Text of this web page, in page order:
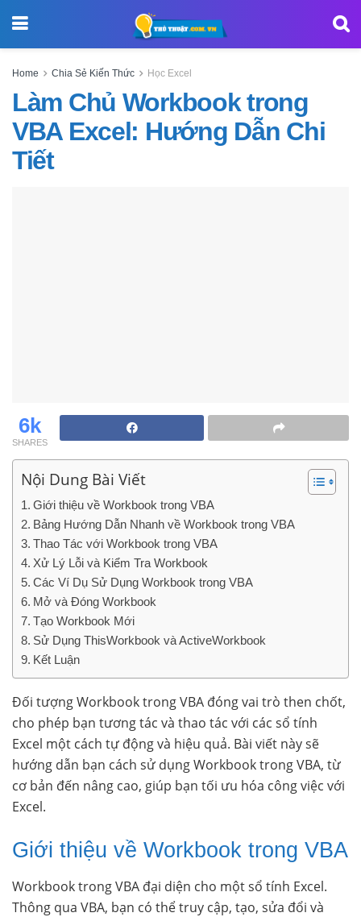
Home Chia Sẻ Kiến Thức Học Excel
Làm Chủ Workbook trong
VBA Excel: Hướng Dẫn Chi
Tiết
6k
SHARES
Nội Dung Bài Viết
Giới thiệu về Workbook trong VBA
Bảng Hướng Dẫn Nhanh về Workbook trong VBA
Thao Tác với Workbook trong VBA
Xử Lý Lỗi và Kiểm Tra Workbook
Các Ví Dụ Sử Dụng Workbook trong VBA
Mở và Đóng Workbook
Tạo Workbook Mới
Sử Dụng ThisWorkbook và ActiveWorkbook
Kết Luận
Đối tượng Workbook trong VBA đóng vai trò then chốt,
cho phép bạn tương tác và thao tác với các sổ tính
Excel một cách tự động và hiệu quả. Bài viết này sẽ
hướng dẫn bạn cách sử dụng Workbook trong VBA, từ
cơ bản đến nâng cao, giúp bạn tối ưu hóa công việc với
Excel.
Giới thiệu về Workbook trong VBA
Workbook trong VBA đại diện cho một sổ tính Excel.
Thông qua VBA, bạn có thể truy cập, tạo, sửa đổi và